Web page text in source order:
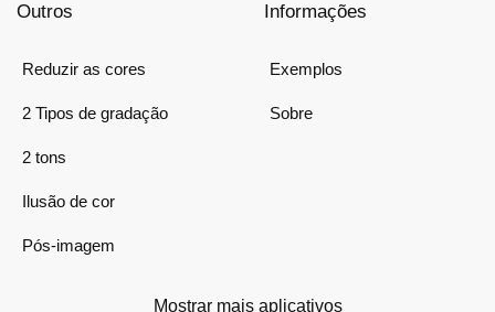
Outros
Reduzir as cores
2 Tipos de gradação
2 tons
Ilusão de cor
Pós-imagem
Informações
Exemplos
Sobre
Mostrar mais aplicativos